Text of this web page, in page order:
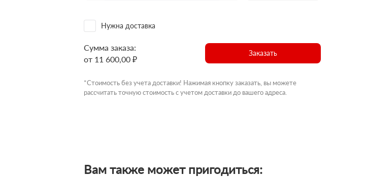
Нужна доставка
Сумма заказа:
от 11 600,00 ₽
Заказать
*Стоимость без учета доставки! Нажимая кнопку заказать, вы можете
рассчитать точную стоимость с учетом доставки до вашего адреса.
Вам также может пригодиться: